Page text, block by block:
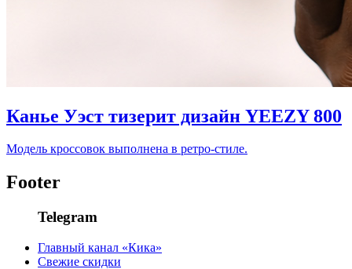
Канье Уэст тизерит дизайн YEEZY 800
Модель кроссовок выполнена в ретро-стиле.
Footer
Telegram
Главный канал «Кика»
Свежие скидки